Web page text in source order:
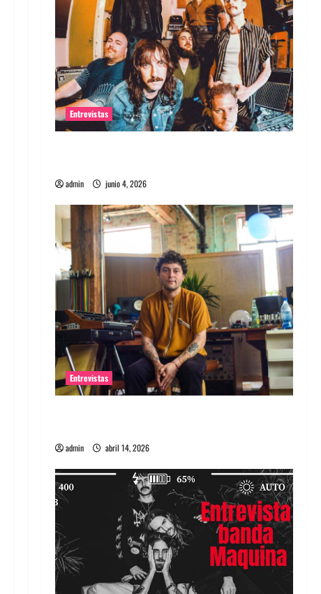
Entrevistas
admin junio 4, 2026
Entrevistas
admin abril 14, 2026